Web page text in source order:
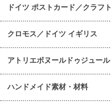
ドイツ ポストカード／クラフト
クロモス／ドイツ イギリス
アトリエボヌールドゥジュール
ハンドメイド素材・材料